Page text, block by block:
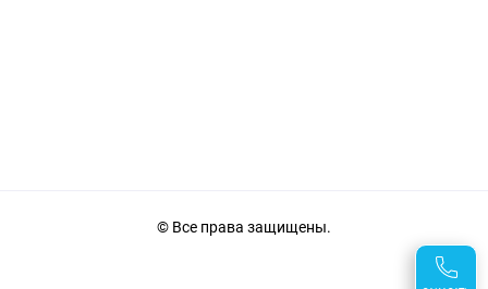
© Все права защищены.